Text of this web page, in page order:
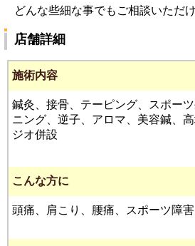
どんな些細な事でもご相談いただ
店舗詳細
施術内容
鍼灸、接骨、テーピング、スポー
ニング、逆子、アロマ、美容鍼、
ジオ併設
こんな方に
頭痛、肩こり、腰痛、スポーツ障